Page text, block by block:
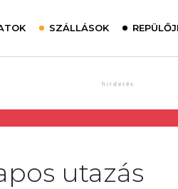
SZÁLLÁSOK
utazás